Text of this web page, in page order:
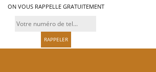
ON VOUS RAPPELLE GRATUITEMENT